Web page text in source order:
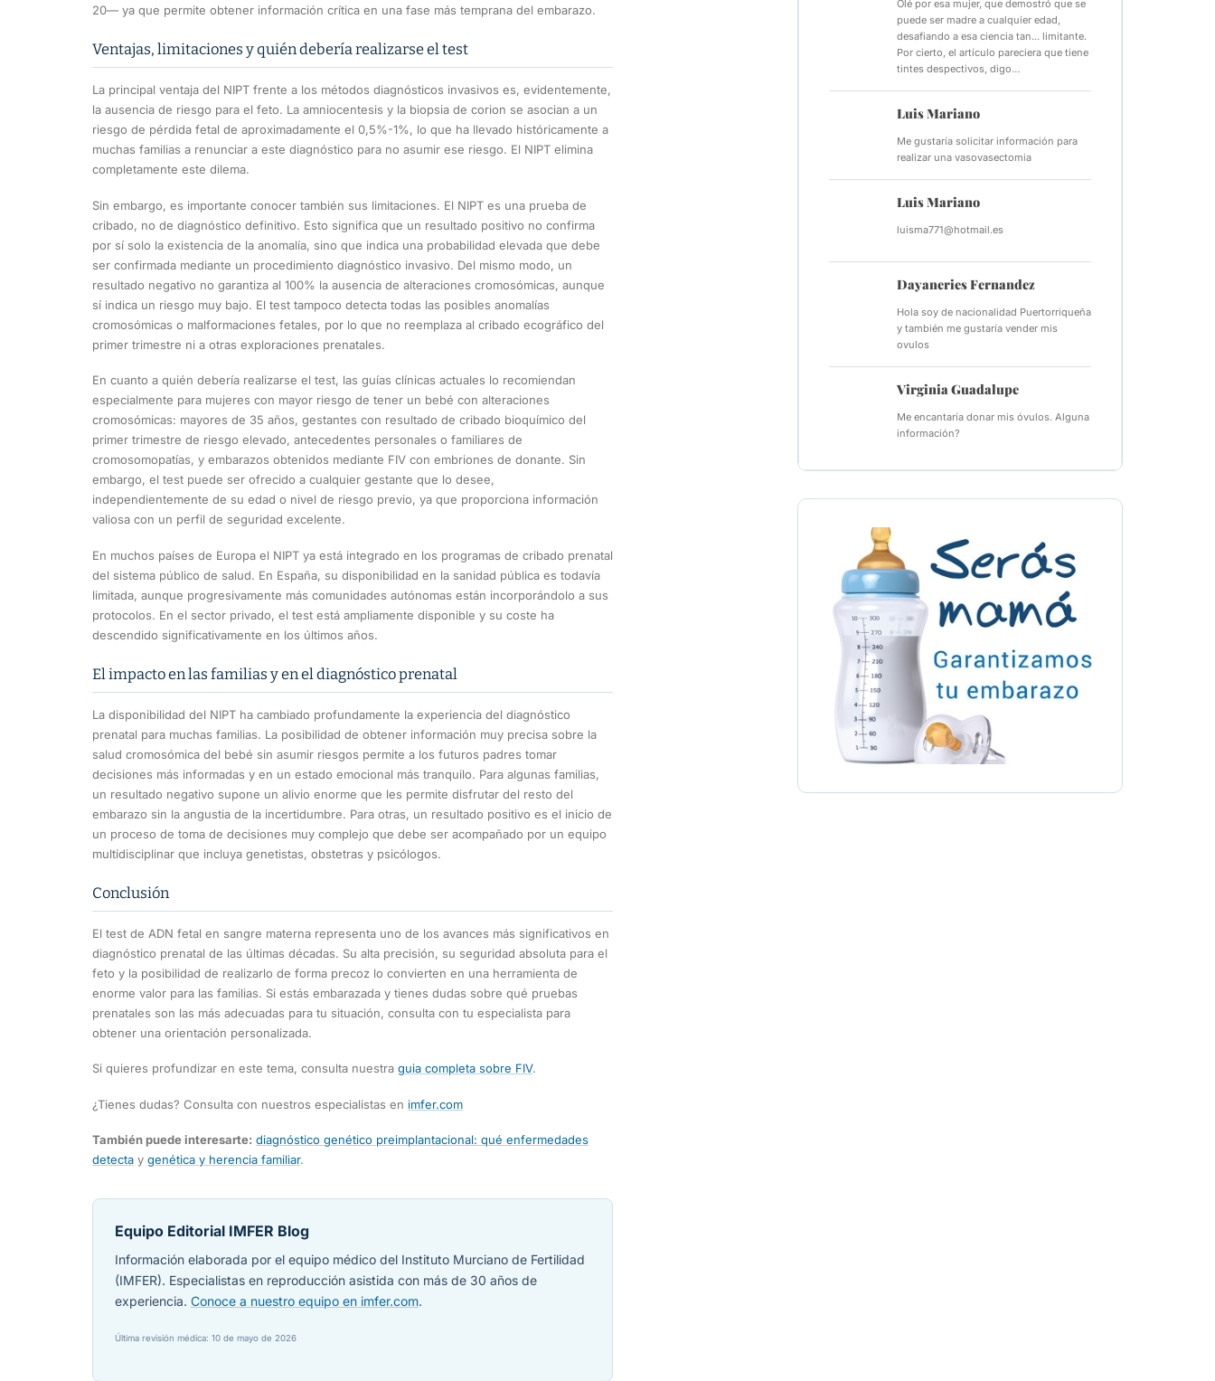
20— ya que permite obtener información crítica en una fase más temprana del embarazo.
Ventajas, limitaciones y quién debería realizarse el test
La principal ventaja del NIPT frente a los métodos diagnósticos invasivos es, evidentemente,
la ausencia de riesgo para el feto. La amniocentesis y la biopsia de corion se asocian a un
riesgo de pérdida fetal de aproximadamente el 0,5%-1%, lo que ha llevado históricamente a
muchas familias a renunciar a este diagnóstico para no asumir ese riesgo. El NIPT elimina
completamente este dilema.
Sin embargo, es importante conocer también sus limitaciones. El NIPT es una prueba de
cribado, no de diagnóstico definitivo. Esto significa que un resultado positivo no confirma
por sí solo la existencia de la anomalía, sino que indica una probabilidad elevada que debe
ser confirmada mediante un procedimiento diagnóstico invasivo. Del mismo modo, un
resultado negativo no garantiza al 100% la ausencia de alteraciones cromosómicas, aunque
sí indica un riesgo muy bajo. El test tampoco detecta todas las posibles anomalías
cromosómicas o malformaciones fetales, por lo que no reemplaza al cribado ecográfico del
primer trimestre ni a otras exploraciones prenatales.
En cuanto a quién debería realizarse el test, las guías clínicas actuales lo recomiendan
especialmente para mujeres con mayor riesgo de tener un bebé con alteraciones
cromosómicas: mayores de 35 años, gestantes con resultado de cribado bioquímico del
primer trimestre de riesgo elevado, antecedentes personales o familiares de
cromosomopatías, y embarazos obtenidos mediante FIV con embriones de donante. Sin
embargo, el test puede ser ofrecido a cualquier gestante que lo desee,
independientemente de su edad o nivel de riesgo previo, ya que proporciona información
valiosa con un perfil de seguridad excelente.
En muchos países de Europa el NIPT ya está integrado en los programas de cribado prenatal
del sistema público de salud. En España, su disponibilidad en la sanidad pública es todavía
limitada, aunque progresivamente más comunidades autónomas están incorporándolo a sus
protocolos. En el sector privado, el test está ampliamente disponible y su coste ha
descendido significativamente en los últimos años.
El impacto en las familias y en el diagnóstico prenatal
La disponibilidad del NIPT ha cambiado profundamente la experiencia del diagnóstico
prenatal para muchas familias. La posibilidad de obtener información muy precisa sobre la
salud cromosómica del bebé sin asumir riesgos permite a los futuros padres tomar
decisiones más informadas y en un estado emocional más tranquilo. Para algunas familias,
un resultado negativo supone un alivio enorme que les permite disfrutar del resto del
embarazo sin la angustia de la incertidumbre. Para otras, un resultado positivo es el inicio de
un proceso de toma de decisiones muy complejo que debe ser acompañado por un equipo
multidisciplinar que incluya genetistas, obstetras y psicólogos.
Conclusión
El test de ADN fetal en sangre materna representa uno de los avances más significativos en
diagnóstico prenatal de las últimas décadas. Su alta precisión, su seguridad absoluta para el
feto y la posibilidad de realizarlo de forma precoz lo convierten en una herramienta de
enorme valor para las familias. Si estás embarazada y tienes dudas sobre qué pruebas
prenatales son las más adecuadas para tu situación, consulta con tu especialista para
obtener una orientación personalizada.
Si quieres profundizar en este tema, consulta nuestra guia completa sobre FIV.
¿Tienes dudas? Consulta con nuestros especialistas en imfer.com
También puede interesarte: diagnóstico genético preimplantacional: qué enfermedades
detecta y genética y herencia familiar.
Equipo Editorial IMFER Blog
Información elaborada por el equipo médico del Instituto Murciano de Fertilidad
(IMFER). Especialistas en reproducción asistida con más de 30 años de
experiencia. Conoce a nuestro equipo en imfer.com.
Última revisión médica: 10 de mayo de 2026
Olé por esa mujer, que demostró que se
puede ser madre a cualquier edad,
desafiando a esa ciencia tan... limitante.
Por cierto, el artículo pareciera que tiene
tintes despectivos, digo…
Luis Mariano
Me gustaría solicitar información para
realizar una vasovasectomia
Luis Mariano
luisma771@hotmail.es
Dayaneries Fernandez
Hola soy de nacionalidad Puertorriqueña
y también me gustaría vender mis
ovulos
Virginia Guadalupe
Me encantaría donar mis óvulos. Alguna
información?